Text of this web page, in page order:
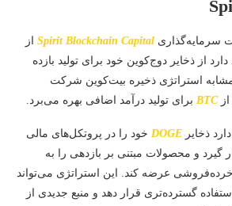
سرمایه‌گذاری Spirit Blockchain Capital از
از ذخایر دوج‌کوین خود برای تولید بازده
مشابه استراتژی ذخیره بیت‌کوین شرکت
BTC برای تولید درآمد اضافی بهره می‌برد.
ذخایر DOGE خود را در پروتکل‌های مالی
گیرد و محصولات مبتنی بر بازدهی را به
خرده‌فروشی عرضه کند. این استراتژی می‌تواند
گسترده‌تری قرار دهد و منبع جدیدی از